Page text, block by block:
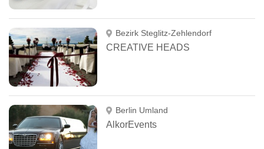
Bezirk Steglitz-Zehlendorf
CREATIVE HEADS
Berlin Umland
AlkorEvents